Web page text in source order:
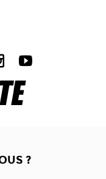
?